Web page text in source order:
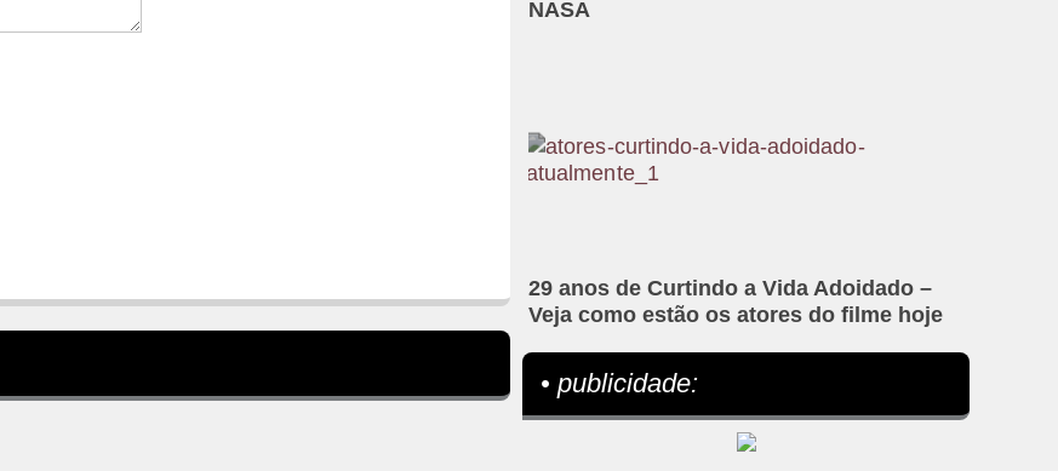
NASA
29 anos de Curtindo a Vida Adoidado –
Veja como estão os atores do filme hoje
• publicidade: